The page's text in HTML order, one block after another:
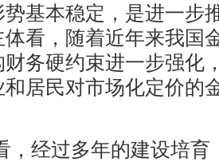
基本稳定，是进一步
看，随着近年来我国
务硬约束进一步强化
居民对市场化定价的
，经过多年的建设培育